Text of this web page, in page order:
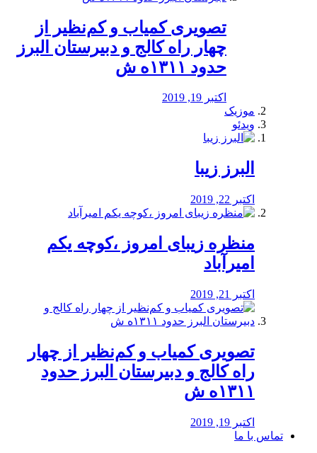
️تصویری کمیاب و کم‌نظیر از
چهار راه كالج و دبيرستان البرز
حدود ۱۳۱۱ه ش
اکتبر 19, 2019
موزیک
ویدئو
البرز زیبا
اکتبر 22, 2019
منظره‌‌ زیبای امروز ،کوچه یکم
امیرآباد
اکتبر 21, 2019
️تصویری کمیاب و کم‌نظیر از چهار
راه كالج و دبيرستان البرز حدود
۱۳۱۱ه ش
اکتبر 19, 2019
تماس با ما